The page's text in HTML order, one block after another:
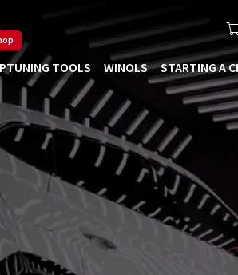
TOOLS WINOLS STARTING A